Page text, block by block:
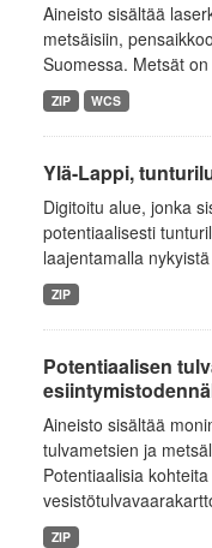
Aineisto sisältää
metsäisiin,
Suomessa. Metsät
ZIP WCS
Ylä-Lappi,
Digitoitu alue, jonka
potentiaalisesti
laajentamalla
ZIP
Potentiaalisen
Aineisto sisältää
tulvametsien ja
Potentiaalisia
ZIP